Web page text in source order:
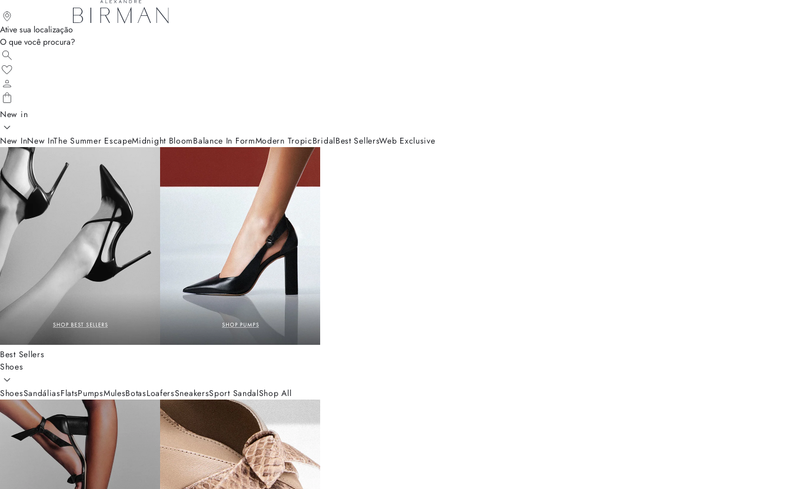
Ative sua localização
O que você procura?
New in
New InNew InThe Summer EscapeMidnight BloomBalance In FormModern TropicBridalBest SellersWeb Exclusive
Best Sellers
Shoes
ShoesSandáliasFlatsPumpsMulesBotasLoafersSneakersSport SandalShop All